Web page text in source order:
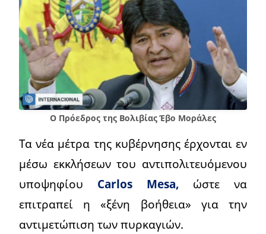
Ο Πρόεδρος της Βολιβίας Έβο Μοράλες
Τα νέα μέτρα της κυβέρνησης έρχονται εν
μέσω εκκλήσεων του αντιπολιτευόμενου
υποψηφίου Carlos Mesa, ώστε να
επιτραπεί η «ξένη βοήθεια» για την
αντιμετώπιση των πυρκαγιών.